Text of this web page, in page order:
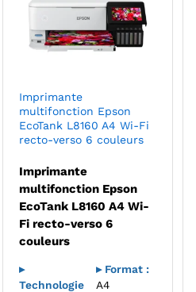
Imprimante
multifonction Epson
EcoTank L8160 A4 Wi-Fi
recto-verso 6 couleurs
Imprimante
multifonction Epson
EcoTank L8160 A4 Wi-
Fi recto-verso 6
couleurs
▸
Technologie
▸ Format :
A4